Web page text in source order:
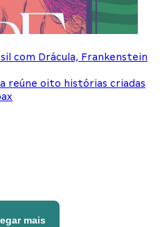
com Drácula, Frankenstein
reúne oito histórias criadas
mais